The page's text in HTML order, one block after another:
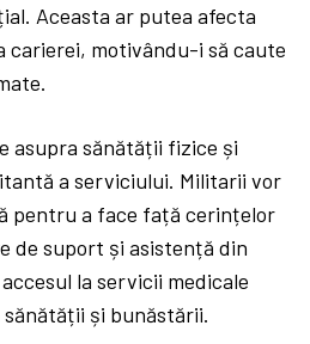
Aceasta ar putea afecta
carierei, motivându-i să caute
asupra sănătății fizice și
a serviciului. Militarii vor
pentru a face față cerințelor
de suport și asistență din
la servicii medicale
și bunăstării.